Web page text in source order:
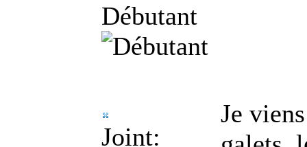
Débutant
Joint:
Je